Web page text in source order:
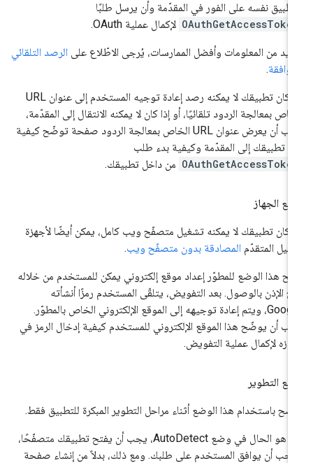
نفسه على الفور في المقدّمة وأن يرسل طلبًا
لإكمال عملية OAuth.
من المعلومات وأفضل الممارسات، يُرجى الاطّلاع علىالرصد التلقائي
.
إذا كان تطبيقك لا يمكنه رصد إعادة توجيه المستخدم إلى عنوان URL
بمعالجة الردود تلقائيًا، أو إذا كان لا يمكنه الانتقال إلى المقدّمة،
يجب أن يعرض عنوان URL الخاص بمعالجة الردود صفحة توضّح كيفية
تطبيقك إلى المقدّمة وكيفية بدء طلب
من داخل تطبيقك.
الجهاز
كان تطبيقك لا يمكنه تشغيل متصفّح ويب كامل، يمكن أيضًا لأجهزة
المتقدّمالمصادقة بدون متصفّح ويب.
هذا الوضع للمطوّر إعداد موقع إلكتروني يمكن للمستخدم من خلاله
الإذن بالوصول. بعد التفويض، يتلقّى المستخدم رمزًا أنشأته
Google، ويتم إعادة توجيهه إلى الموقع الإلكتروني الخاص بالمطوّر.
أن يوضّح هذا الموقع الإلكتروني للمستخدم كيفية إدخال الرمز في
لإكمال عملية التفويض.
التطوير
باستخدام هذا الوضع أثناء مراحل التطوير المبكرة للتطبيق فقط.
كما هو الحال في وضع AutoDetect، يجب أن يفتح تطبيقك متصفّحًا،
أن يوافق المستخدم على طلبك. ومع ذلك، بدلاً من إنشاء صفحة